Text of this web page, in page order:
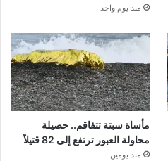
منذ يوم واحد
مأساة سبتة تتفاقم.. حصيلة
محاولة العبور ترتفع إلى 82 قتيلاً
منذ يومين